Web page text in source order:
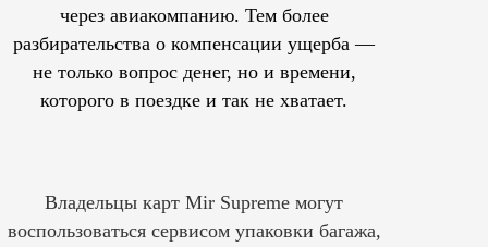
через авиакомпанию. Тем более
разбирательства о компенсации ущерба —
не только вопрос денег, но и времени,
которого в поездке и так не хватает.
Владельцы карт Mir Supreme могут
воспользоваться сервисом упаковки багажа,